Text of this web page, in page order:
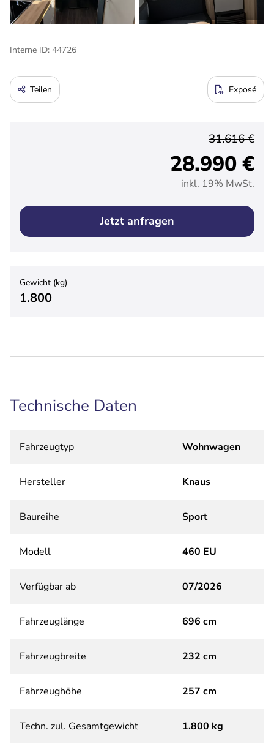
Interne ID: 44726
Teilen Exposé
28.990 €
31.616 €
inkl. 19% MwSt.
Jetzt anfragen
Gewicht (kg)
1.800
Technische Daten
Fahrzeugtyp Wohnwagen
Hersteller Knaus
Baureihe Sport
Modell 460 EU
Verfügbar ab 07/2026
Fahrzeuglänge 696 cm
Fahrzeugbreite 232 cm
Fahrzeughöhe 257 cm
Techn. zul. Gesamtgewicht 1.800 kg